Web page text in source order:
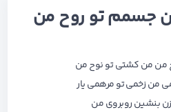
جسمم تو روح من
من من کشتی تو نوح من
من زخمی تو مرهمی یار
بنشین روبروی من